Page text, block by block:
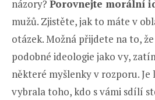
názory? Porovnejte morální
mužů. Zjistěte, jak to máte v
otázek. Možná přijdete na to,
podobné ideologie jako vy,
některé myšlenky v rozporu. Je
vybrala toho, kdo s vámi sdílí